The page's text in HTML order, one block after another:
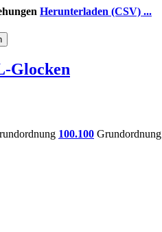
Herunterladen (CSV) ...
Glocken
100.100 Grundordnung